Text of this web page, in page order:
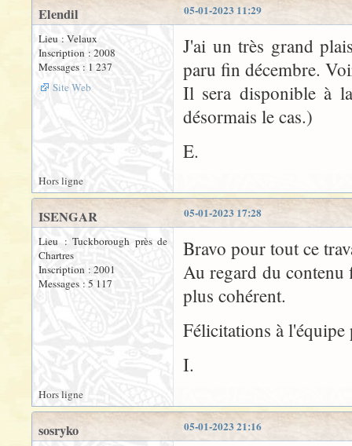
05-01-2023 11:29
Elendil
Lieu : Velaux
Inscription : 2008
Messages : 1 237
Site Web
J'ai un très grand
paru fin décembre.
Il sera disponible à
désormais le cas.)
E.
Hors ligne
05-01-2023 17:28
ISENGAR
Lieu : Tuckborough près de
Chartres
Inscription : 2001
Messages : 5 117
Bravo pour tout ce
Au regard du contenu
plus cohérent.
Félicitations à
I.
Hors ligne
05-01-2023 21:16
sosryko